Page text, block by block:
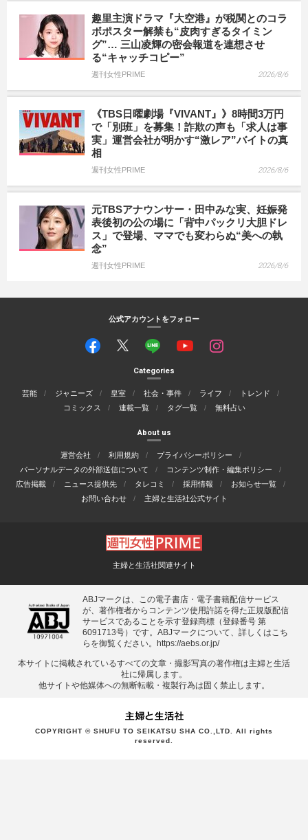
趣里主演ドラマ『大空港』が税関とのコラ
ボポスター解禁も“皮肉すぎるタイミン
グ”… 三山凌輝の密会報道を連想させ
る“キャッチコピー”
週刊女性PRIME 2026/8/6
《TBS日曜劇場『VIVANT』》8時間3万円
で「別班」を募集！詐欺の声も「求人は事
実」運営会社が明かす“激レア”バイトの真
相
週刊女性PRIME 2026/8/6
元TBSアナウンサー・田中みな実、妊娠発
表後初の公の場に「背中パックリ大胆ドレ
ス」で登場、ママでも変わらぬ“美への執
念”
週刊女性PRIME 2026/8/6
公式アカウントをフォロー
Categories
芸能 ジャニーズ 皇室 社会・事件 ライフ
トレンド
コミックス
連載一覧 タグ一覧 無料占い
About us
運営会社 利用規約
プライバシーポリシー
パーソナルデータの外部送信について
コンテンツ制作・編集ポリシー
広告掲載
ニュース提供先 タレコミ 採用情報
お知らせ一覧
お問い合わせ
主婦と生活社公式サイト
主婦と生活社関連サイト
ABJマークは、この電子書店・電子書籍配信サービス
が、著作権者からコンテンツ使用許諾を得た正規版配信
サービスであることを示す登録商標（登録番号 第
6091713号）です。ABJマークについて、詳しくはこち
らを御覧ください。
https://aebs.or.jp/
本サイトに掲載されているすべての⽂章・撮影写真の著作権は主婦と⽣活
社に帰属します。
他サイトや他媒体への無断転載・複製⾏為は固く禁⽌します。
COPYRIGHT © SHUFU TO SEIKATSU SHA CO.,LTD. All rights
reserved.